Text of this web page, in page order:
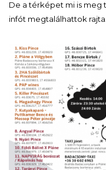
De a térképet mi is meg
infót megtalálhattok rajta.